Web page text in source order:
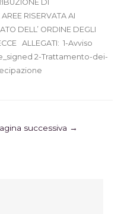
DI
RISERVATA AI
DELL’ ORDINE DEGLI
ALLEGATI: 1-Avviso
2-Trattamento-dei-
successiva →